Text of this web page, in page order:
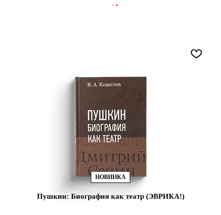
В КОРЗИНУ
НОВИНКА
Пушкин: Биография как театр (ЭВРИКА!)